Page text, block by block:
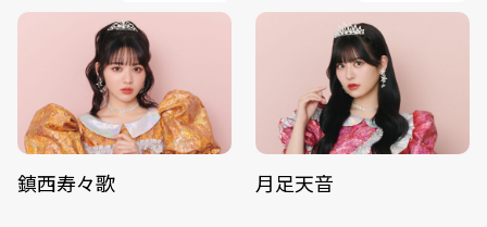
鎮西寿々歌 月足天音